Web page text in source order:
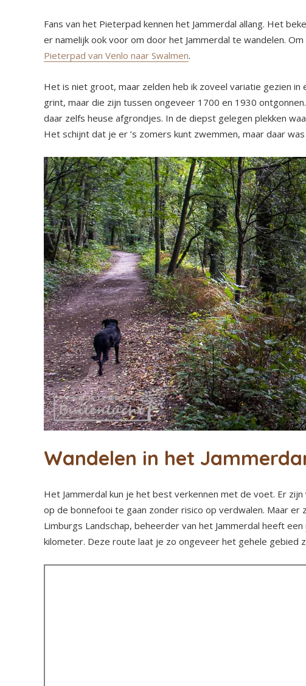
Fans van het Pieterpad kennen het Jammerdal allang. Het
er namelijk ook voor om door het Jammerdal te wandelen.
Pieterpad van Venlo naar Swalmen.
Het is niet groot, maar zelden heb ik zoveel variatie gezien in
grint, maar die zijn tussen ongeveer 1700 en 1930
daar zelfs heuse afgrondjes. In de diepst gelegen plekken
Het schijnt dat je er ’s zomers kunt zwemmen, maar daar
Wandelen in het
Het Jammerdal kun je het best verkennen met de voet. Er
op de bonnefooi te gaan zonder risico op verdwalen. Maar
Limburgs Landschap, beheerder van het Jammerdal heeft een
kilometer. Deze route laat je zo ongeveer het gehele gebied